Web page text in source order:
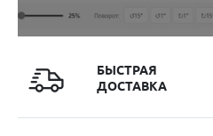
БЫСТРАЯ
ДОСТАВКА